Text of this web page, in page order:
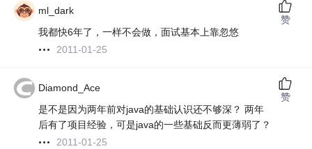
ml_dark
我都快6年了，一样不会做，面试基本上靠忽悠
2011-01-25
赞
Diamond_Ace
是不是因为两年前对java的基础认识还不够深？ 两年
后有了项目经验，可是java的一些基础反而更薄弱了？
2011-01-25
赞